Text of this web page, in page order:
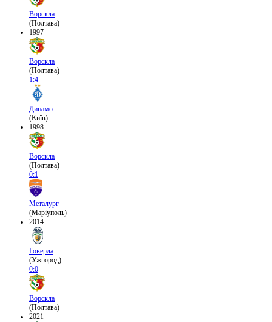
Ворскла
(Полтава)
1997
Ворскла
(Полтава)
1:4
Динамо
(Київ)
1998
Ворскла
(Полтава)
0:1
Металург
(Маріуполь)
2014
Говерла
(Ужгород)
0:0
Ворскла
(Полтава)
2021